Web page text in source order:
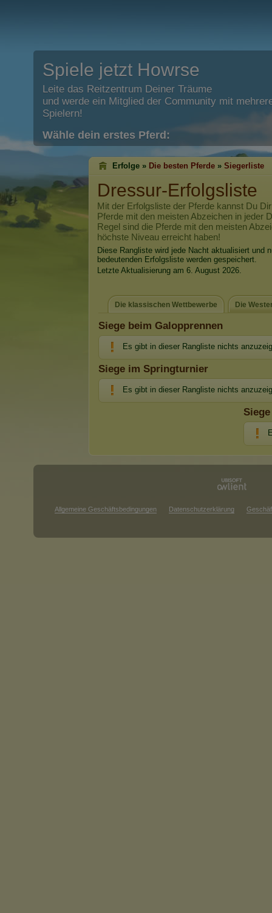
Spiele jetzt Howrse
Leite das Reitzentrum Deiner Träume
und werde ein Mitglied der Community mit
Spielern!
Wähle dein erstes Pferd:
Erfolge » Die besten Pferde » Siegerliste
Dressur-Erfolgsliste
Mit der Erfolgsliste der Pferde kannst Du
Pferde mit den meisten Abzeichen in jeder
Regel sind die Pferde mit den meisten
höchste Niveau erreicht haben!
Diese Rangliste wird jede Nacht aktualisiert und
bedeutenden Erfolgsliste werden gespeichert.
Letzte Aktualisierung am 6. August 2026.
Die klassischen Wettbewerbe Die
Siege beim Galopprennen
Es gibt in dieser Rangliste nichts
Siege im Springturnier
Es gibt in dieser Rangliste nichts
Allgemeine Geschäftsbedingungen Datenschutzerklärung